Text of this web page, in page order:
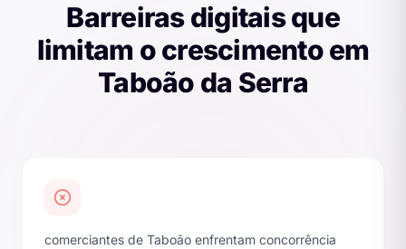
Barreiras digitais que
limitam o crescimento em
Taboão da Serra
comerciantes de Taboão enfrentam concorrência